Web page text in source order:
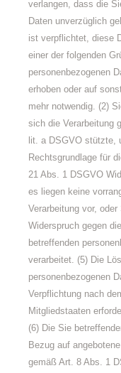
verlangen, dass die
Daten unverzüglich
ist verpflichtet, diese
einer der folgenden
personenbezogenen
erhoben oder auf
mehr notwendig. (2)
sich die Verarbeitung
lit. a DSGVO stützte,
Rechtsgrundlage für
21 Abs. 1 DSGVO
es liegen keine
Verarbeitung vor,
Widerspruch gegen
betreffenden
verarbeitet. (5) Die
personenbezogenen
Verpflichtung nach
Mitgliedstaaten
(6) Die Sie
Bezug auf
gemäß Art. 8 Abs. 1